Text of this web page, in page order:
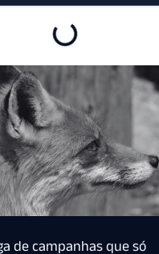
de campanhas que só